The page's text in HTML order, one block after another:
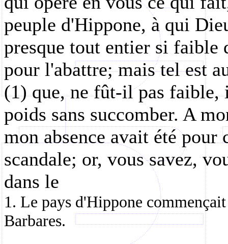
peuple d'Hippone, à qui
presque tout entier si
pour l'abattre; mais tel est
(1) que, ne fût-il pas faible,
poids sans succomber. A
mon absence avait été pour
scandale; or, vous savez,
dans le
1. Le pays d'Hippone
Barbares.